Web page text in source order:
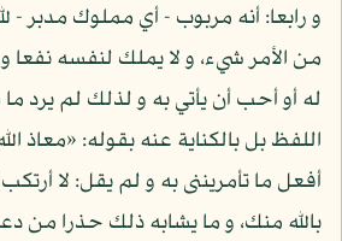
و رابعا: أنه مربوب - أي مملوك مدبر -
من الأمر شيء، و لا يملك لنفسه نفعا و
له أو أحب أن يأتي به و لذلك لم يرد
اللفظ بل بالكناية عنه بقوله: «معاذ
أفعل ما تأمريننى به و لم يقل: لا
بالله منك، و ما يشابه ذلك حذرا من